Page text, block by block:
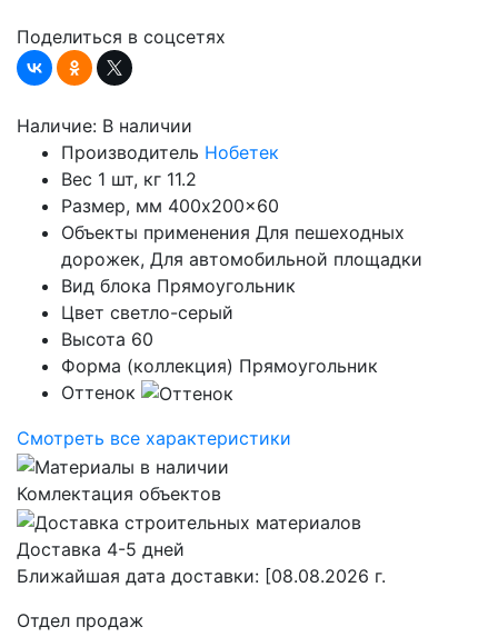
Поделиться в соцсетях
Наличие: В наличии
Производитель Нобетек
Вес 1 шт, кг 11.2
Размер, мм 400x200x60
Объекты применения Для пешеходных
дорожек, Для автомобильной площадки
Вид блока Прямоугольник
Цвет светло-серый
Высота 60
Форма (коллекция) Прямоугольник
Оттенок
Смотреть все характеристики
Комлектация объектов
Доставка 4-5 дней
Ближайшая дата доставки: [08.08.2026 г.
Отдел продаж